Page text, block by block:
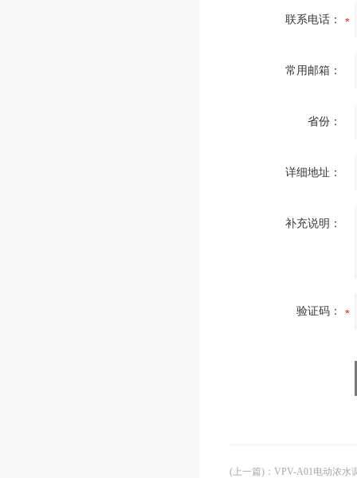
联系电话：
常用邮箱：
省份：
详细地址：
补充说明：
验证码：
(上一篇) ： VPV-A01电动浓水